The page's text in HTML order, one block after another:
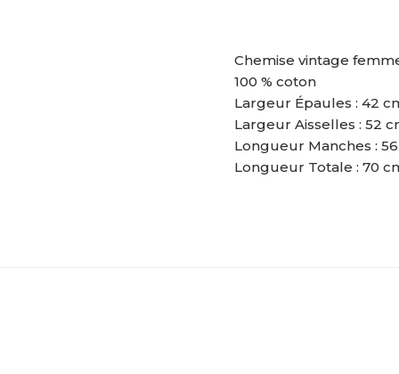
Chemise vintage
100 % coton
Largeur Épaules : 42
Largeur Aisselles : 52
Longueur Manches :
Longueur Totale : 70